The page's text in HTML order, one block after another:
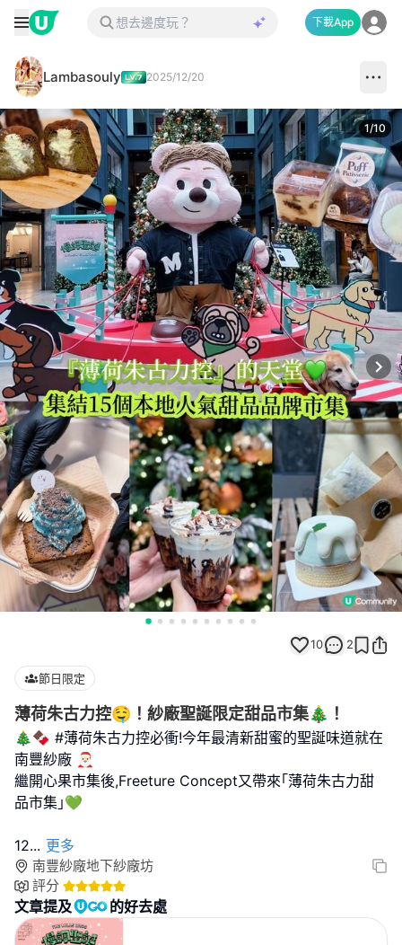
下載App
Lambasouly 2025/12/20
1/10
10 2
節日限定
薄荷朱古力控🤤！紗廠聖誕限定甜品市集🎄！
🎄🍫 #薄荷朱古力控必衝!今年最清新甜蜜的聖誕味道就在
南豐紗廠 🎅🏻
繼開心果市集後,Freeture Concept又帶來｢薄荷朱古力甜
品市集｣💚
12... 更多
南豐紗廠地下紗廠坊
評分
文章提及 的好去處